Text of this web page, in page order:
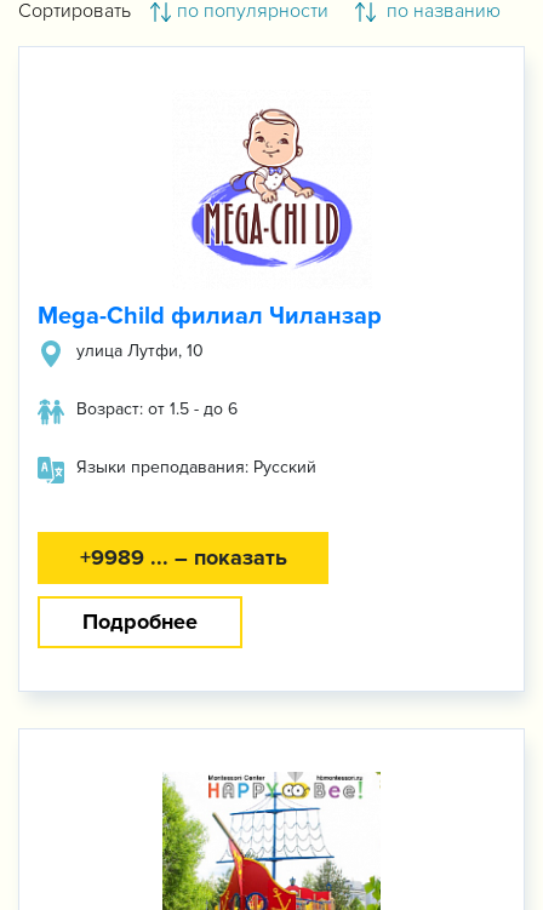
Сортировать по популярности по названию
Mega-Child филиал Чиланзар
улица Лутфи, 10
Возраст: от 1.5 - до 6
Языки преподавания: Русский
+9989 ... – показать
Подробнее